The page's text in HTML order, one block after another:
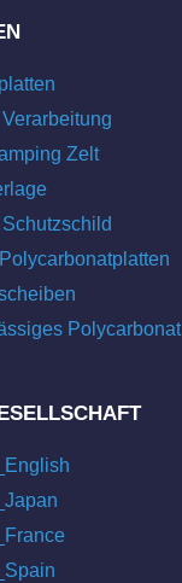
Zelt
Polycarbonat